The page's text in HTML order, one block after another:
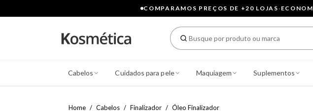
COMPARAMOS PREÇOS DE +20 LOJAS·
Cabelos Cuidados para pele Maquiagem Suplementos
Home Cabelos Finalizador Óleo Finalizador